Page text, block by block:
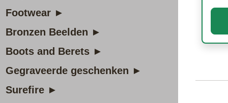
Footwear ►
Bronzen Beelden ►
Boots and Berets ►
Gegraveerde geschenken ►
Surefire ►